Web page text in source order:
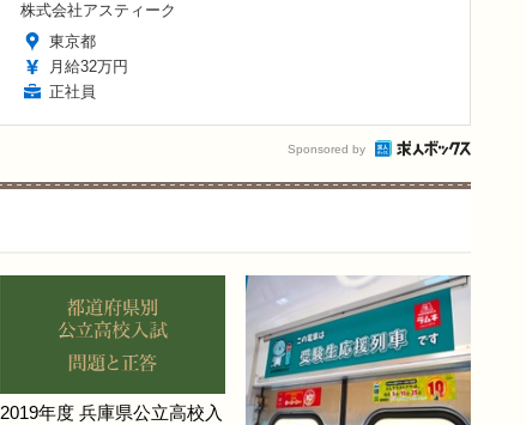
株式会社アスティーク
東京都
月給32万円
正社員
Sponsored by
2019年度 兵庫県公立高校入